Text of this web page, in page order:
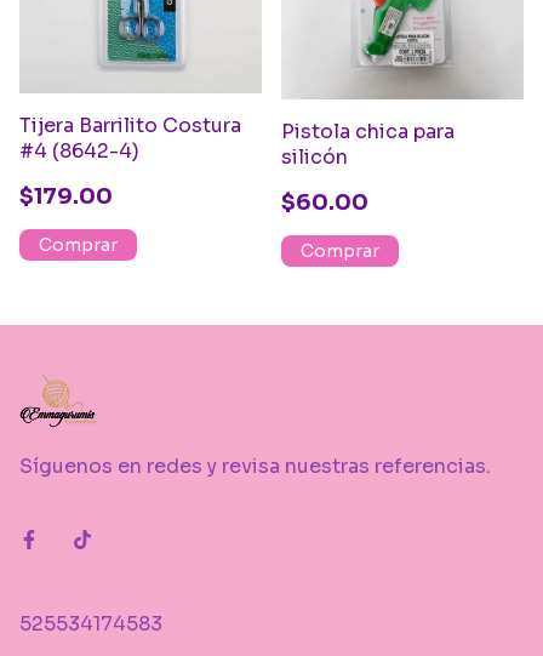
Tijera Barrilito Costura
#4 (8642-4)
$179.00
Pistola chica para
silicón
$60.00
Síguenos en redes y revisa nuestras referencias.
525534174583